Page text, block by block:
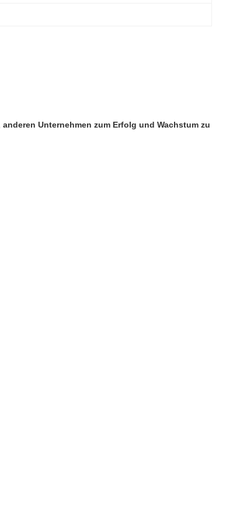
Unternehmen zum Erfolg und Wachstum zu